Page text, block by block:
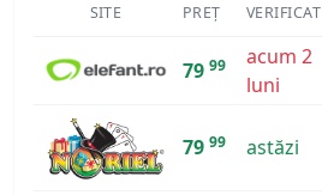
SITE PREȚ VERIFICAT
79 99
acum 2
luni
79 99 astăzi